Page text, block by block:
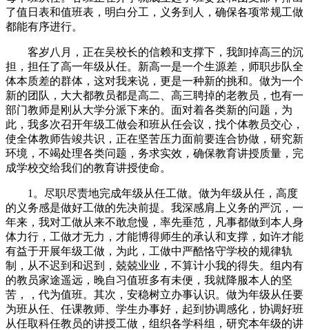
了值日表和值班表，明白分工，义务到人，确保各项常规工做
都能有序进行。
客岁八月，正在吴校长的信赖和支撑下，我卸掉高三的沉
担，担任了高一年级从任。新高一是一个生源差，师职步队全
体本质差的群体，这对我来说，更是一种新的挑和。做为一个
新的团队，大大都教员都是高二、高三聘掉的老教员，也有一
部门教师是刚从大学分派下来的。面对着各类新的问题，为
此，我多次召开年级工做会和班从任会议，找个体教员交心，
使全体教师告竣共识，正在坚苦压力面前要连合协做，研究新
环境，不竭处理各类问题，务求实效，确保教育讲授质量，完
成学校交给我们的教育讲授使命。
1。尽职尽责地完成年级从任工做。做为年级从任，高度
的义务感是做好工做的先决前提。我深感肩上义务的严沉，一
年来，我对工做从来不敢怠慢，率先垂范，凡事都做到本人身
体力行，工做才无力，才能博得师生的承认和支撑，如许才能
有益于开展年级工做，为此，工做中严酷恪守学校的规律轨
制，从不迟到和迟到，兢兢业业，不算计小我的得失。组内有
的教员家途遥远，晚自习值班多有未便，我就降服本人的坚
苦，，代为值班。其次，安稳树立办事认识。做为年级从任要
为班从任、任课教师、学生办事好，起到协调感化，协调好班
从任取科任教员的讲授工做，组织各学科组，研究本年级的讲